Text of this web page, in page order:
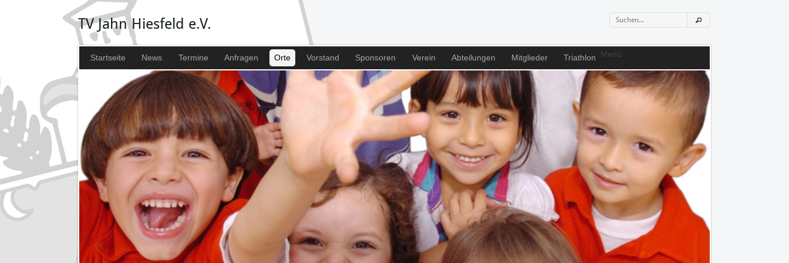
TV Jahn Hiesfeld e.V.
Menü
Startseite News Termine Anfragen Orte Vorstand Sponsoren Verein Abteilungen Mitglieder Triathlon